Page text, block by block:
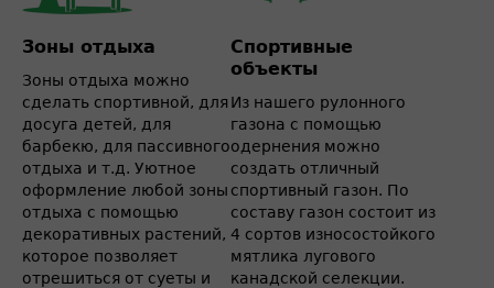
Зоны отдыха
Зоны отдыха можно
сделать спортивной, для
досуга детей, для
барбекю, для пассивного
отдыха и т.д. Уютное
оформление любой зоны
отдыха с помощью
декоративных растений,
которое позволяет
отрешиться от суеты и
Спортивные
объекты
Из нашего рулонного
газона с помощью
одернения можно
создать отличный
спортивный газон. По
составу газон состоит из
4 сортов износостойкого
мятлика лугового
канадской селекции.